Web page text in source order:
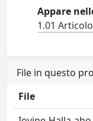
Appare
1.01
File in questo
File